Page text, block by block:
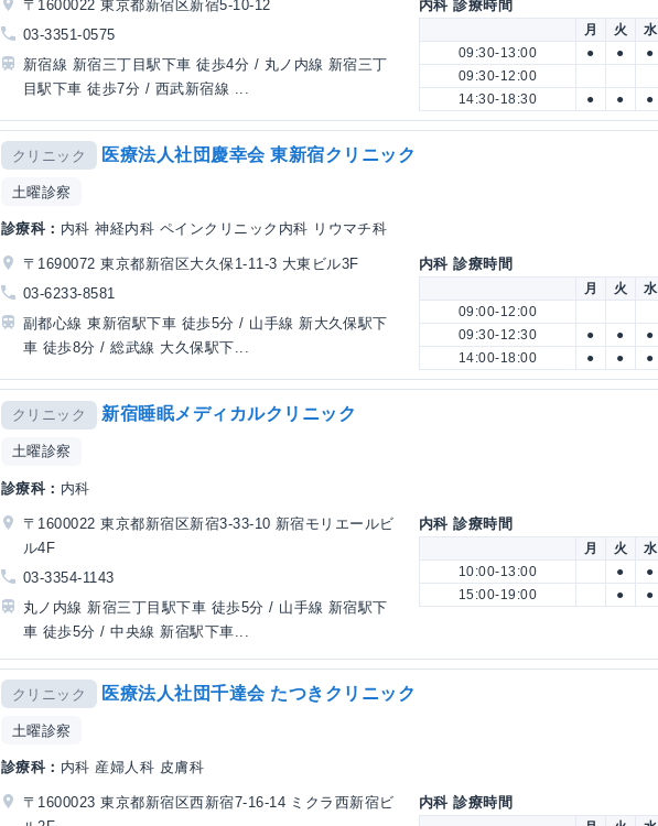
〒1600022 東京都新宿区新宿5-10-12
03-3351-0575
新宿線 新宿三丁目駅下車 徒歩4分 / 丸ノ内線 新宿三丁
目駅下車 徒歩7分 / 西武新宿線 ...
内科 診療時間
月 火 水
09:30-13:00
● ● ●
09:30-12:00
14:30-18:30
● ● ●
クリニック 医療法人社団慶幸会 東新宿クリニック
土曜診察
診療科： 内科 神経内科 ペインクリニック内科 リウマチ科
〒1690072 東京都新宿区大久保1-11-3 大東ビル3F
03-6233-8581
副都心線 東新宿駅下車 徒歩5分 / 山手線 新大久保駅下
車 徒歩8分 / 総武線 大久保駅下...
内科 診療時間
月 火 水
09:00-12:00
09:30-12:30
● ● ●
14:00-18:00
● ● ●
クリニック 新宿睡眠メディカルクリニック
土曜診察
診療科： 内科
〒1600022 東京都新宿区新宿3-33-10 新宿モリエールビ
ル4F
03-3354-1143
丸ノ内線 新宿三丁目駅下車 徒歩5分 / 山手線 新宿駅下
車 徒歩5分 / 中央線 新宿駅下車...
内科 診療時間
月 火 水
10:00-13:00
● ●
15:00-19:00
● ●
クリニック 医療法人社団千達会 たつきクリニック
土曜診察
診療科： 内科 産婦人科 皮膚科
〒1600023 東京都新宿区西新宿7-16-14 ミクラ西新宿ビ
内科 診療時間